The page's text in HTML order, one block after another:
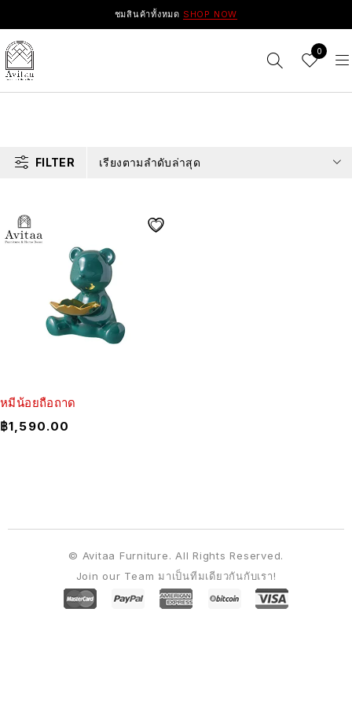
ชมสินค้าทั้งหมด SHOP NOW
0
FILTER เรียงตามลำดับล่าสุด
หมีน้อยถือถาด
฿1,590.00
Join our Team มาเป็นทีมเดียวกันกับเรา!
© Avitaa Furniture. All Rights Reserved.